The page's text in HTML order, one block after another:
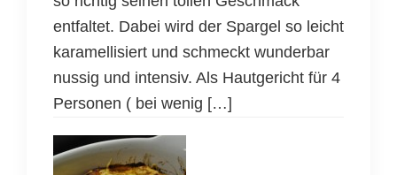
entfaltet. Dabei wird der Spargel so leicht
karamellisiert und schmeckt wunderbar
nussig und intensiv. Als Hautgericht für 4
Personen ( bei wenig […]